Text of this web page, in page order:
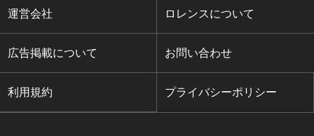
運営会社 ロレンスについて
広告掲載について お問い合わせ
利用規約 プライバシーポリシー